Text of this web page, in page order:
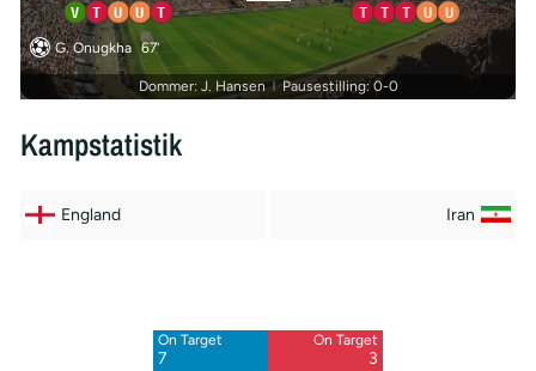
V T U U T T T T U U
G. Onugkha 67'
Dommer: J. Hansen | Pausestilling: 0-0
Kampstatistik
England Iran
On Target
7
On Target
3